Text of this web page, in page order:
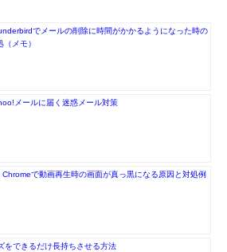
でメールの削除に時間がかかるようになった時の
（メモ）
メールに届く迷惑メール対策
で動画再生時の画面が真っ黒になる原因と対処例
をできるだけ長持ちさせる方法